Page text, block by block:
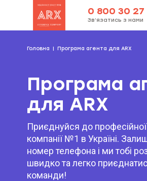
0 800 30 27
Зв’язатись з нами
Головна Програма агента для ARX
Програма
для ARX
Приєднуйся до професійної
компанії №1 в Україні.
номер телефона і ми тобі
швидко та легко
команди!